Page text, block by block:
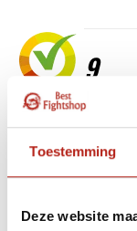
Toestemming
Deze website
9
“Goede service ,
materiaal.”
Beschikbaar in